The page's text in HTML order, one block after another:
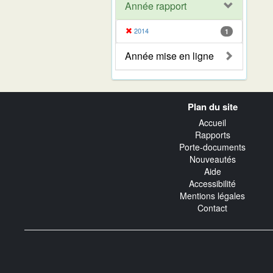
Année rapport
2014 1
Année mise en ligne
Plan du site
Accueil
Rapports
Porte-documents
Nouveautés
Aide
Accessibilité
Mentions légales
Contact